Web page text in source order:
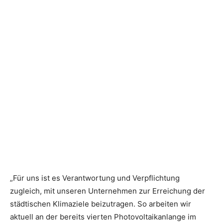
„Für uns ist es Verantwortung und Verpflichtung
zugleich, mit unseren Unternehmen zur Erreichung der
städtischen Klimaziele beizutragen. So arbeiten wir
aktuell an der bereits vierten Photovoltaikanlange im